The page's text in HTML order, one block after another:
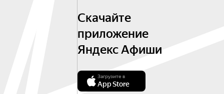
Скачайте
приложение
Яндекс Афиши
Загрузите в
App Store